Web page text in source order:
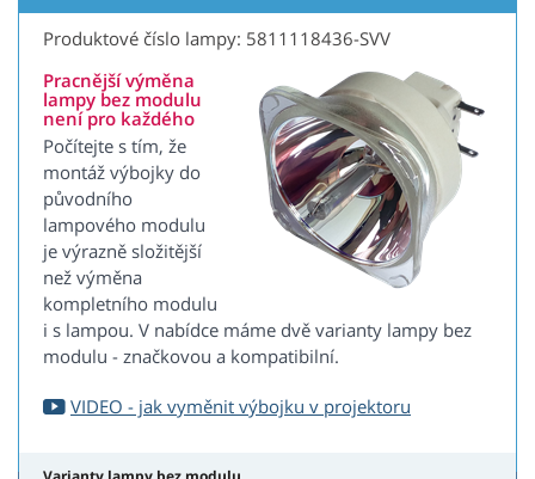
Produktové číslo lampy: 5811118436-SVV
Pracnější výměna
lampy bez modulu
není pro každého
Počítejte s tím, že
montáž výbojky do
původního
lampového modulu
je výrazně složitější
než výměna
kompletního modulu
i s lampou. V nabídce máme dvě varianty lampy bez
modulu - značkovou a kompatibilní.
VIDEO - jak vyměnit výbojku v projektoru